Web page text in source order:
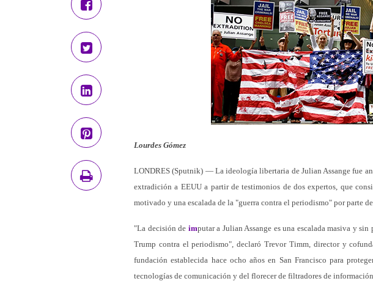
Lourdes Gómez
LONDRES (Sputnik) — La ideología libertaria de Julian Assange fue
extradición a EEUU a partir de testimonios de dos expertos, que
motivado y una escalada de la "guerra contra el periodismo" por parte
"La decisión de imputar a Julian Assange es una escalada masiva y
Trump contra el periodismo", declaró Trevor Timm, director y
fundación establecida hace ocho años en San Francisco para
tecnologías de comunicación y del florecer de filtradores de